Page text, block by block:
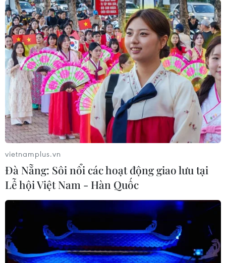
vietnamplus.vn
Đà Nẵng: Sôi nổi các hoạt động giao lưu tại
Lễ hội Việt Nam - Hàn Quốc